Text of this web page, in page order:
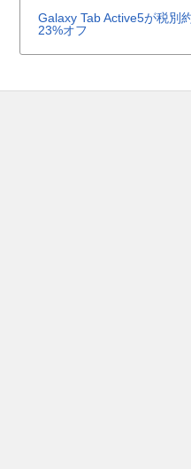
Galaxy Tab Active5が税別
23%オフ